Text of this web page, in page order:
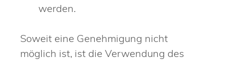
werden.
Soweit eine Genehmigung nicht
möglich ist, ist die Verwendung des